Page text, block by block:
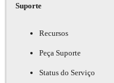
Suporte
Recursos
Peça Suporte
Status do Serviço